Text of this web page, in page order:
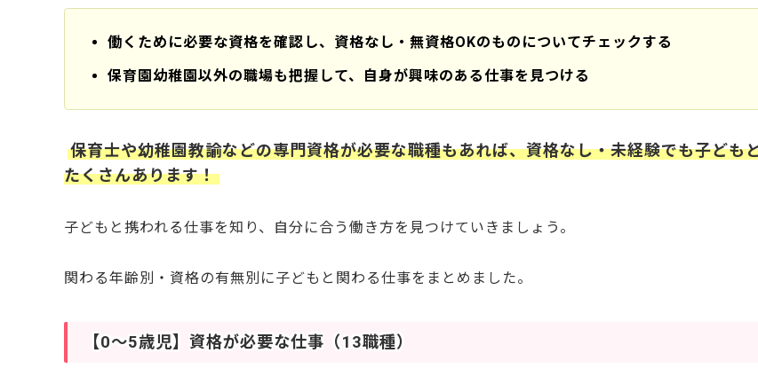
子どもと関わる仕事で年収を上げるには？
子どもと関わる仕事について知りたいQ&A
Q. 子供と関わる仕事に男性でも就ける？
Q. 子供と関わる仕事の給料はどのくらい？
Q. 子どもと関わる仕事で「土日休み」は可能？
Q. 今の園で働きながら、他の子ども関係の仕事を探しても大丈夫？
子どもと関わる仕事に就いてやりがいを感じよう
働くために必要な資格を確認し、資格なし・無資格OKのものについてチェックする
保育園幼稚園以外の職場も把握して、自身が興味のある仕事を見つける
保育士や幼稚園教諭などの専門資格が必要な職種もあれば、資格なし・未経験でも子ども
たくさんあります！
子どもと携われる仕事を知り、自分に合う働き方を見つけていきましょう。
関わる年齢別・資格の有無別に子どもと関わる仕事をまとめました。
【0〜5歳児】資格が必要な仕事（13職種）